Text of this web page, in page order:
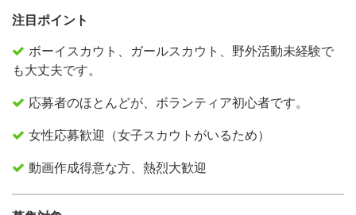
注目ポイント
ボーイスカウト、ガールスカウト、野外活動未経験で
も大丈夫です。
応募者のほとんどが、ボランティア初心者です。
女性応募歓迎（女子スカウトがいるため）
動画作成得意な方、熱烈大歓迎